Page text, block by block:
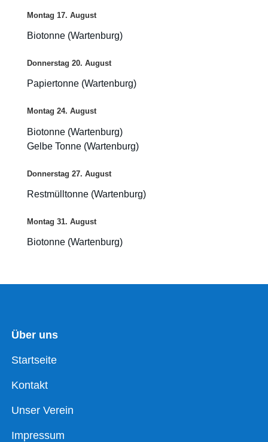
Montag 17. August
Biotonne (Wartenburg)
Donnerstag 20. August
Papiertonne (Wartenburg)
Montag 24. August
Biotonne (Wartenburg)
Gelbe Tonne (Wartenburg)
Donnerstag 27. August
Restmülltonne (Wartenburg)
Montag 31. August
Biotonne (Wartenburg)
Über uns
Startseite
Kontakt
Unser Verein
Impressum